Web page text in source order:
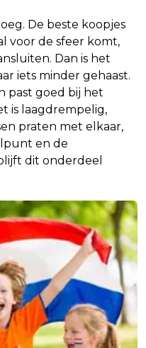
De beste koopjes
voor de sfeer komt,
Dan is het
iets minder gehaast.
past goed bij het
is laagdrempelig,
praten met elkaar,
en de
dit onderdeel